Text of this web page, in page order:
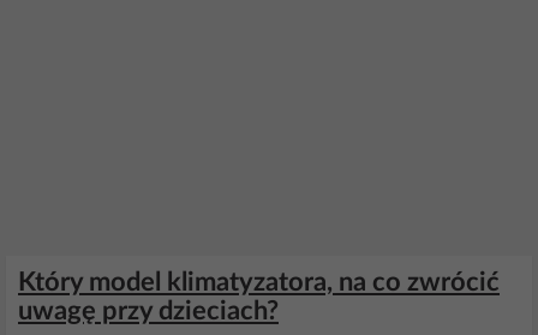
Który model klimatyzatora, na co zwrócić
uwagę przy dzieciach?